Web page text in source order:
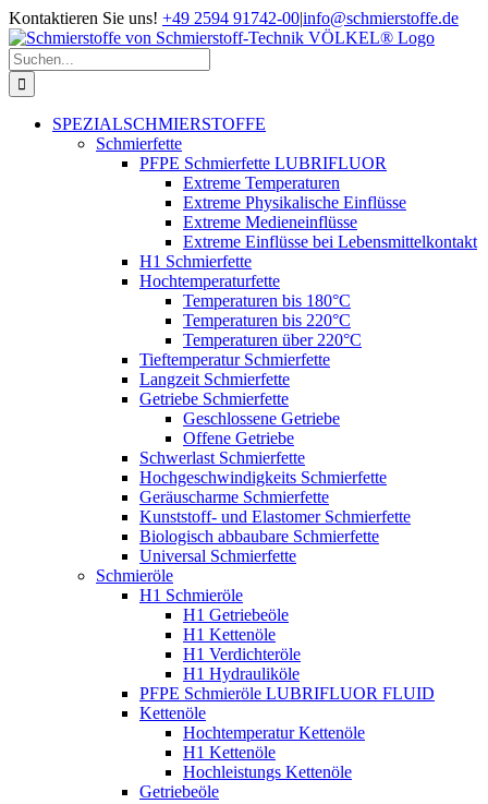
Zum
Inhalt
springen
Kontaktieren Sie uns! +49 2594 91742-00|info@schmierstoffe.de
Suche
nach:
SPEZIALSCHMIERSTOFFE
Schmierfette
PFPE Schmierfette LUBRIFLUOR
Extreme Temperaturen
Extreme Physikalische Einflüsse
Extreme Medieneinflüsse
Extreme Einflüsse bei Lebensmittelkontakt
H1 Schmierfette
Hochtemperaturfette
Temperaturen bis 180°C
Temperaturen bis 220°C
Temperaturen über 220°C
Tieftemperatur Schmierfette
Langzeit Schmierfette
Getriebe Schmierfette
Geschlossene Getriebe
Offene Getriebe
Schwerlast Schmierfette
Hochgeschwindigkeits Schmierfette
Geräuscharme Schmierfette
Kunststoff- und Elastomer Schmierfette
Biologisch abbaubare Schmierfette
Universal Schmierfette
Schmieröle
H1 Schmieröle
H1 Getriebeöle
H1 Kettenöle
H1 Verdichteröle
H1 Hydrauliköle
PFPE Schmieröle LUBRIFLUOR FLUID
Kettenöle
Hochtemperatur Kettenöle
H1 Kettenöle
Hochleistungs Kettenöle
Getriebeöle